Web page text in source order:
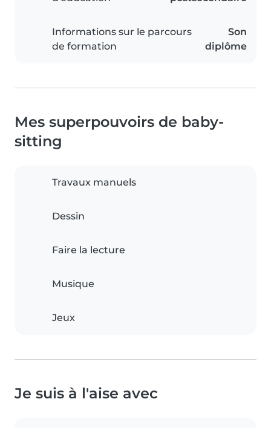
Informations sur le parcours
de formation
Son
diplôme
Mes superpouvoirs de baby-
sitting
Travaux manuels
Dessin
Faire la lecture
Musique
Jeux
Je suis à l'aise avec